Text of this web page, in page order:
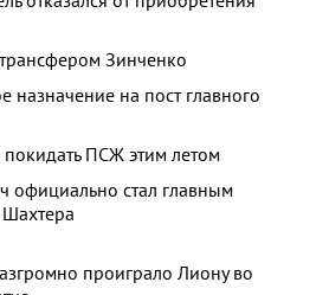
Зинченко
назначение на пост главного
ПСЖ этим летом
официально стал главным
проиграло Лиону во